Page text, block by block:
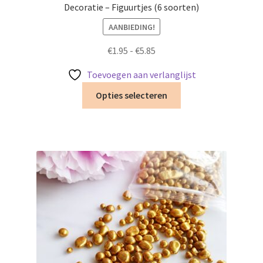
Decoratie – Figuurtjes (6 soorten)
AANBIEDING!
€1.95 - €5.85
tot
€5.85
Toevoegen aan verlanglijst
Opties selecteren
Deze
optie
kan
gekozen
worden
op
de